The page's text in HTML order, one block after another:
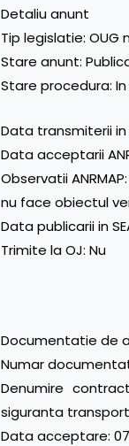
Detaliu anunt
Tip legislatie: OUG
Stare anunt:
Stare procedura:
Data transmiterii in
Data acceptarii
Observatii
nu face obiectul
Data publicarii in
Trimite la OJ: Nu
Documentatie de
Numar
Denumire
siguranta
Data acceptare: